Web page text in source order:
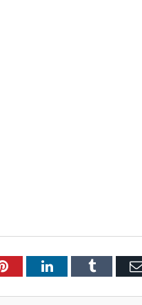
PinterestLinkedInTumblr